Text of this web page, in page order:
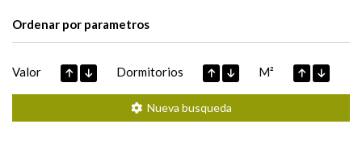
Ordenar por parametros
Valor Dormitorios M²
Nueva busqueda